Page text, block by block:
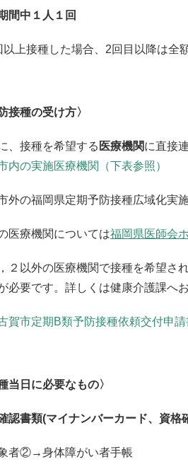
間中１人１回
上接種した場合、2回目以降は全
接種の受け方〉
、接種を希望する 医療機関に直接
内の実施医療機関（下表参照）
外の福岡県定期予防接種広域化実
医療機関については福岡県医師会
２以外の医療機関で接種を希望さ
必要です。詳しくは健康介護課へ
賀市定期B類予防接種依頼交付申請
当日に必要なもの〉
認書類(マイナンバーカード、資格
者②→身体障がい者手帳